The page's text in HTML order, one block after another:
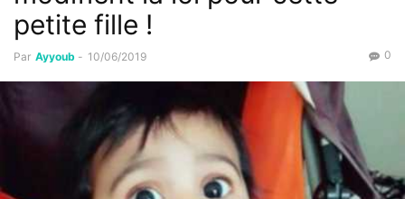
petite fille !
Par Ayyoub - 10/06/2019 0